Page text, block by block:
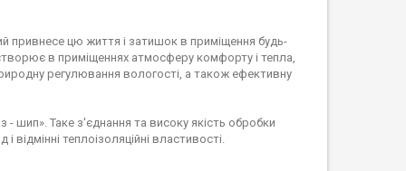
привнесе цю життя і затишок в приміщення будь-
в приміщеннях атмосферу комфорту і тепла,
регулювання вологості, а також ефективну
- шип». Таке з'єднання та високу якість обробки
відмінні теплоізоляційні властивості.